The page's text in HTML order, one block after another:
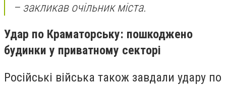
– закликав очільник міста.
Удар по Краматорську: пошкоджено
будинки у приватному секторі
Російські війська також завдали удару по